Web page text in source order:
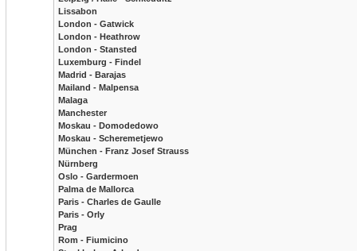
Lissabon
London - Gatwick
London - Heathrow
London - Stansted
Luxemburg - Findel
Madrid - Barajas
Mailand - Malpensa
Malaga
Manchester
Moskau - Domodedowo
Moskau - Scheremetjewo
München - Franz Josef Strauss
Nürnberg
Oslo - Gardermoen
Palma de Mallorca
Paris - Charles de Gaulle
Paris - Orly
Prag
Rom - Fiumicino